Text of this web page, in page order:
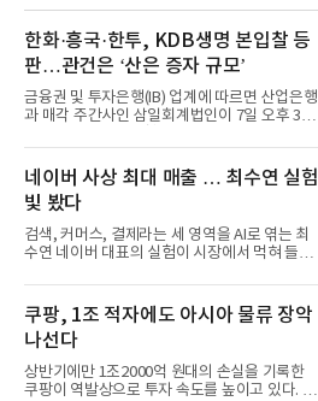
한화·흥국·한투, KDB생명 본입찰 등
판…관건은 ‘산은 증자 규모’
금융권 및 투자은행(IB) 업계에 따르면 산업은행
과 매각 주간사인 삼일회계법인이 7일 오후 3시
네이버 사상 최대 매출 … 최수연 실험
빛 봤다
검색, 커머스, 결제라는 세 영역을 AI로 엮는 최
수연 네이버 대표의 실험이 시장에서 먹혀 들어
쿠팡, 1조 적자에도 아시아 물류 장악
나선다
상반기에만 1조2000억 원대의 손실을 기록한
쿠팡이 역발상으로 투자 속도를 높이고 있다. 이